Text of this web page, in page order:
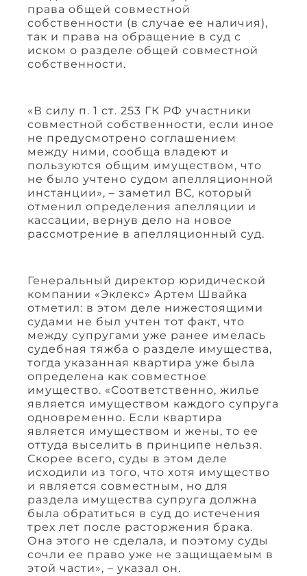
права общей совместной
собственности (в случае ее наличия),
так и права на обращение в суд с
иском о разделе общей совместной
собственности.
«В силу п. 1 ст. 253 ГК РФ участники
совместной собственности, если иное
не предусмотрено соглашением
между ними, сообща владеют и
пользуются общим имуществом, что
не было учтено судом апелляционной
инстанции», – заметил ВС, который
отменил определения апелляции и
кассации, вернув дело на новое
рассмотрение в апелляционный суд.
Генеральный директор юридической
компании «Эклекс» Артем Швайка
отметил: в этом деле нижестоящими
судами не был учтен тот факт, что
между супругами уже ранее имелась
судебная тяжба о разделе имущества,
тогда указанная квартира уже была
определена как совместное
имущество. «Соответственно, жилье
является имуществом каждого супруга
одновременно. Если квартира
является имуществом и жены, то ее
оттуда выселить в принципе нельзя.
Скорее всего, суды в этом деле
исходили из того, что хотя имущество
и является совместным, но для
раздела имущества супруга должна
была обратиться в суд до истечения
трех лет после расторжения брака.
Она этого не сделала, и поэтому суды
сочли ее право уже не защищаемым в
этой части», – указал он.